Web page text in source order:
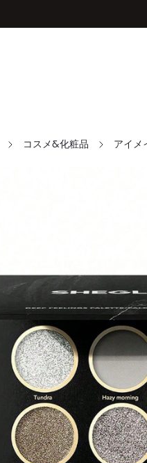
コスメ&化粧品 アイメ